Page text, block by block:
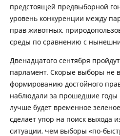
предстоящей предвыборной
уровень конкуренции между
прав животных,
среды по сравнению с
Двенадцатого сентября
парламент. Скорые выборы не
формированию достойного
наблюдали за прошедшие годы
лучше будет временное
сделает упор на поиск выхода
ситуации, чем выборы «по-